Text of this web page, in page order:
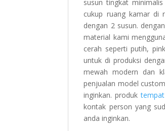
susun tingkat
cukup ruang kamar di
dengan 2 susun.
material kami
cerah seperti putih,
untuk di produksi
mewah modern dan
penjualan model
inginkan. produk
kontak person yang
anda inginkan.